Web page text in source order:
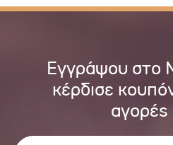
Εγγράψου στο
κέρδισε
αγορές